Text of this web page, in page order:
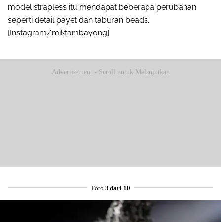
model strapless itu mendapat beberapa perubahan
seperti detail payet dan taburan beads.
[Instagram/miktambayong]
Advertisement - Scroll untuk Melanjutkan
Foto 3 dari 10